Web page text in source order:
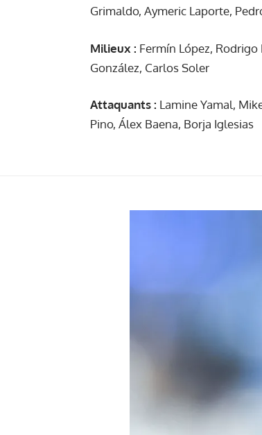
Grimaldo, Aymeric Laporte,
Milieux : Fermín López,
González, Carlos Soler
Attaquants : Lamine Yamal,
Pino, Álex Baena, Borja Iglesias